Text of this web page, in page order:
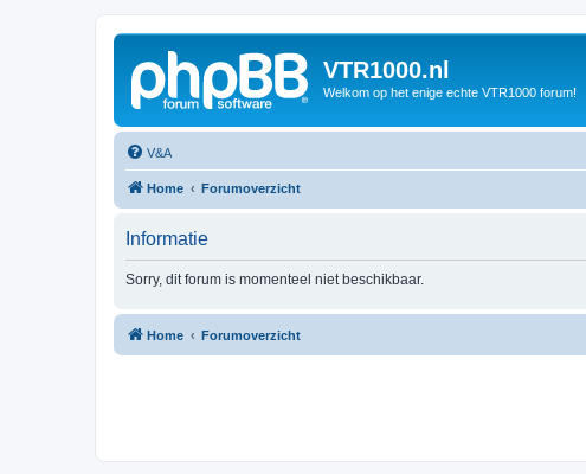
VTR1000.nl
Welkom op het enige echte VTR1000 forum!
V&A
Home Forumoverzicht
Informatie
Sorry, dit forum is momenteel niet beschikbaar.
Home Forumoverzicht